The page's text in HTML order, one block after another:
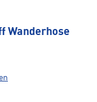
Wanderhose